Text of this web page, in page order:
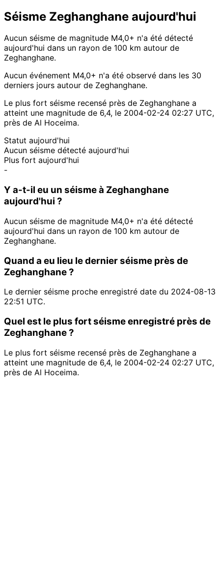
Séisme Zeghanghane aujourd'hui
Aucun séisme de magnitude M4,0+ n'a été détecté
aujourd'hui dans un rayon de 100 km autour de
Zeghanghane.
Aucun événement M4,0+ n'a été observé dans les 30
derniers jours autour de Zeghanghane.
Le plus fort séisme recensé près de Zeghanghane a
atteint une magnitude de 6,4, le 2004-02-24 02:27 UTC,
près de Al Hoceima.
Statut aujourd'hui
Aucun séisme détecté aujourd'hui
Plus fort aujourd'hui
-
Y a-t-il eu un séisme à Zeghanghane
aujourd'hui ?
Aucun séisme de magnitude M4,0+ n'a été détecté
aujourd'hui dans un rayon de 100 km autour de
Zeghanghane.
Quand a eu lieu le dernier séisme près de
Zeghanghane ?
Le dernier séisme proche enregistré date du 2024-08-13
22:51 UTC.
Quel est le plus fort séisme enregistré près de
Zeghanghane ?
Le plus fort séisme recensé près de Zeghanghane a
atteint une magnitude de 6,4, le 2004-02-24 02:27 UTC,
près de Al Hoceima.